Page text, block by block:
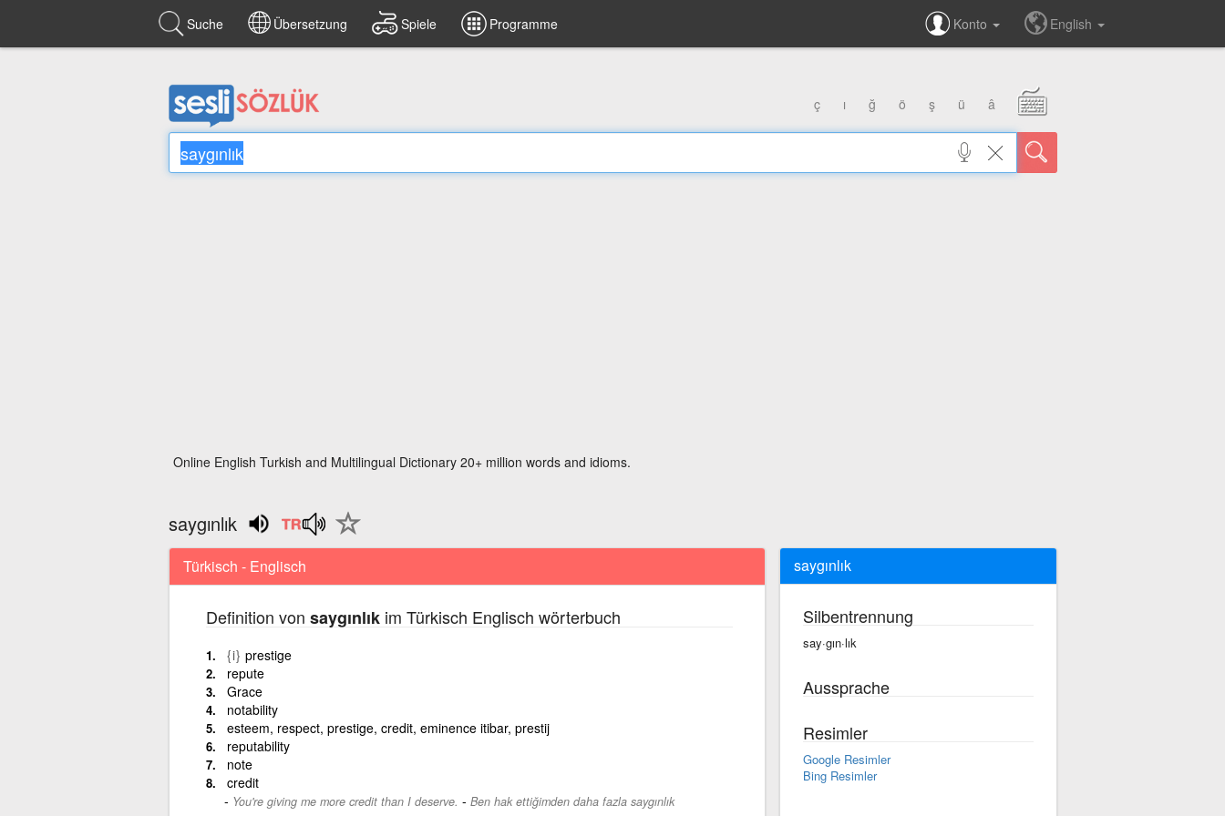
Suche Übersetzung Spiele Programme Konto English
ç ı ğ ö ş ü â
Online English Turkish and Multilingual Dictionary 20+ million words and idioms.
saygınlık
Türkisch - Englisch
Definition von saygınlıkim Türkisch Englisch wörterbuch
{i} prestige
repute
Grace
notability
esteem, respect, prestige, credit, eminence itibar, prestij
reputability
note
credit
You're giving me more credit than I deserve. - Ben hak ettiğimden daha fazla saygınlık
saygınlık
Silbentrennung
say·gın·lık
Aussprache
Resimler
Google Resimler
Bing Resimler